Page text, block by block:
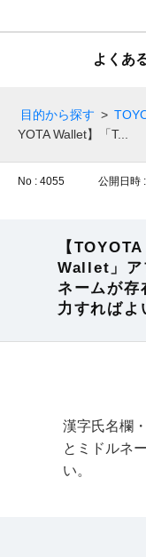
よくあ
目的から探す >
YOTA Wallet】「T...
No : 4055 公開日時
【
Wallet」ア
ネームが存
力すればよ
漢字氏名欄
とミドルネ
い。